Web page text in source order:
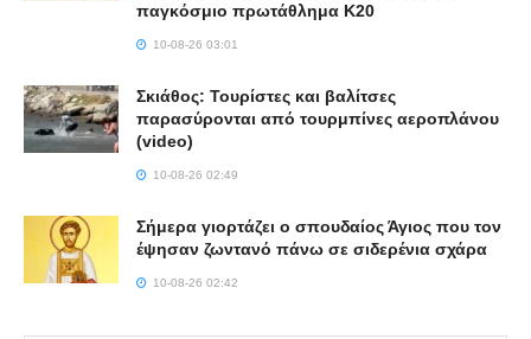
παγκόσμιο πρωτάθλημα Κ20
10-08-26 03:01
Σκιάθος: Τουρίστες και βαλίτσες
παρασύρονται από τουρμπίνες αεροπλάνου
(video)
10-08-26 02:49
Σήμερα γιορτάζει ο σπουδαίος Άγιος που τον
έψησαν ζωντανό πάνω σε σιδερένια σχάρα
10-08-26 02:42